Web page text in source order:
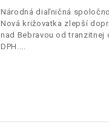
Národná diaľničná
Nová križovatka zlepší
nad Bebravou od tranzitnej
DPH.